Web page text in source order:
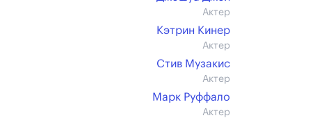
Актер
Кэтрин Кинер
Актер
Стив Музакис
Актер
Марк Руффало
Актер